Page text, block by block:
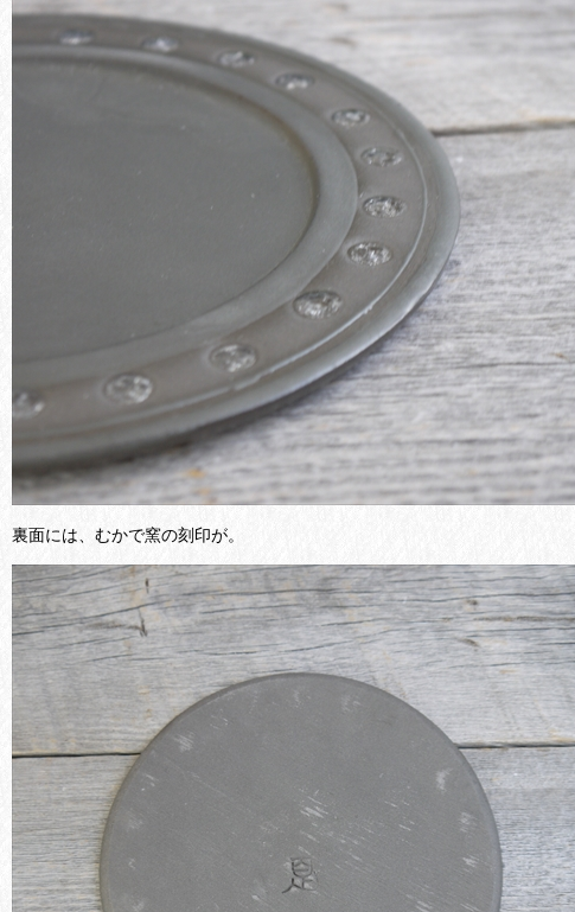
裏面には、むかで窯の刻印が。